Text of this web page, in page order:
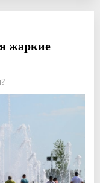
жаркие